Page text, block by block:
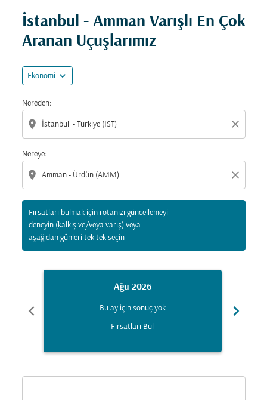
İstanbul - Amman Varışlı En Çok
Aranan Uçuşlarımız
Ekonomi expand_more
Nereden:
location_on close
Nereye:
location_on close
Fırsatları bulmak için rotanızı güncellemeyi
deneyin (kalkış ve/veya varış) veya
aşağıdan günleri tek tek seçin
Fırsatları bulmak için rotanızı güncellemeyi deneyin
chevron_left
Ağu 2026
Bu ay için sonuç yok
Fırsatları Bul
chevron_right